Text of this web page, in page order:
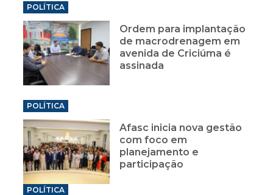
POLÍTICA
Ordem para implantação
de macrodrenagem em
avenida de Criciúma é
assinada
POLÍTICA
Afasc inicia nova gestão
com foco em
planejamento e
participação
POLÍTICA